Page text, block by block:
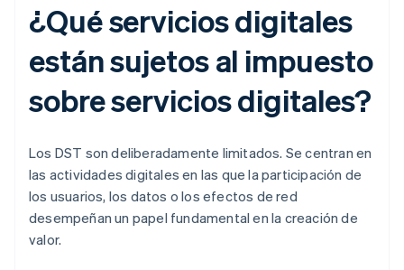
¿Qué servicios digitales
están sujetos al impuesto
sobre servicios digitales?
Los DST son deliberadamente limitados. Se centran en
las actividades digitales en las que la participación de
los usuarios, los datos o los efectos de red
desempeñan un papel fundamental en la creación de
valor.